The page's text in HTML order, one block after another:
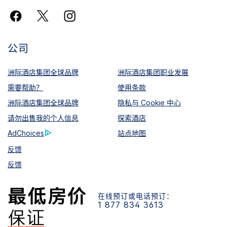
公司
洲际酒店集团全球品牌
洲际酒店集团职业发展
需要帮助？
使用条款
洲际酒店集团全球品牌
隐私与 Cookie 中心
请勿出售我的个人信息
探索酒店
AdChoices
站点地图
反馈
反馈
在线预订或电话预订：
1 877 834 3613